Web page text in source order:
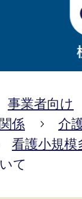
事業者向け
係
介
看護小規模
て